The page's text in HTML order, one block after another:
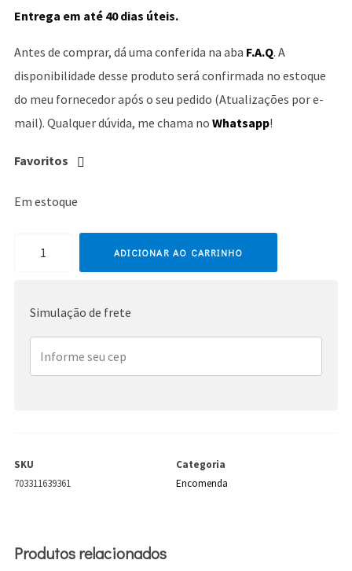
Entrega em até 40 dias úteis.
Antes de comprar, dá uma conferida na aba F.A.Q. A
disponibilidade desse produto será confirmada no estoque
do meu fornecedor após o seu pedido (Atualizações por e-
mail). Qualquer dúvida, me chama no Whatsapp!
Favoritos
Em estoque
ADICIONAR AO CARRINHO
Simulação de frete
SKU
703311639361
Categoria
Encomenda
Produtos relacionados